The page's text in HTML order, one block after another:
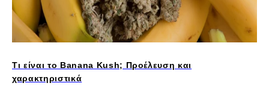
Τι είναι το Banana Kush; Προέλευση και
χαρακτηριστικά